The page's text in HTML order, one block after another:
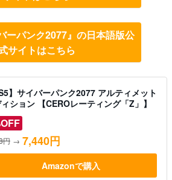
ーパンク2077』の日本語版公
サイトはこちら
】サイバーパンク2077 アルティメット
ション 【CEROレーティング「Z」】
円 → 7,440円
Amazonで購入